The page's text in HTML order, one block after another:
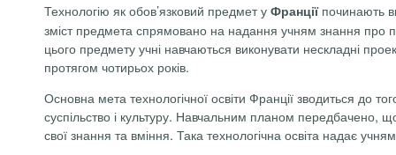
Технологію як обов’язковий предмет у Франціїпочинають
зміст предмета спрямовано на надання учням знання про
цього предмету учні навчаються виконувати нескладні
протягом чотирьох років.
Основна мета технологічної освіти Франції зводиться до
суспільство і культуру. Навчальним планом передбачено,
свої знання та вміння. Така технологічна освіта надає